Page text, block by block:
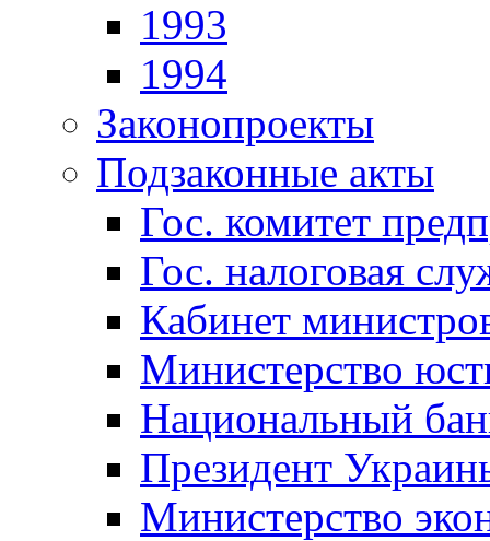
1993
1994
Законопроекты
Подзаконные акты
Гос. комитет
Гос. налоговая
Кабинет
Министерство
Национальный
Президент
Министерство